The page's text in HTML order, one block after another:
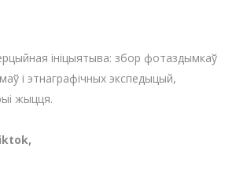
ініцыятыва: збор фотаздымкаў
і этнаграфічных экспедыцый,
жыцця.
,